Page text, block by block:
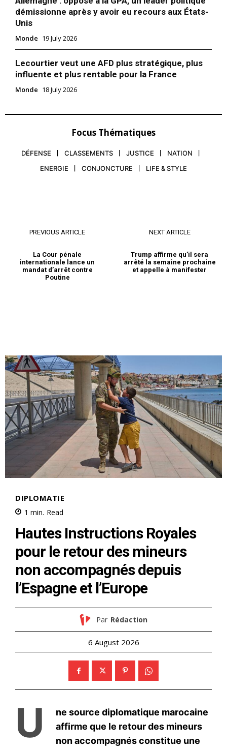
Mon compte
Je suis persuadé qu’il n’y
la dissolution »
In "Monde"
Sarkozy, Gérald Darmanin
«prise illégale d’intérêts»
31 October 2025
In "Europe"
Carla Bruni affiche son
soutien inconditionnel
26 September 2025
démissionne après y avoir eu recours aux États-
Unis
Monde 19 July 2026
Lecourtier veut une AFD plus stratégique, plus
influente et plus rentable pour la France
Monde 18 July 2026
Focus Thématiques
DÉFENSE CLASSEMENTS JUSTICE
NATION
ENERGIE
CONJONCTURE LIFE & STYLE
PREVIOUS ARTICLE
La Cour pénale
internationale lance un
mandat d’arrêt contre
Poutine
NEXT ARTICLE
Trump affirme qu’il sera
arrêté la semaine prochaine
et appelle à manifester